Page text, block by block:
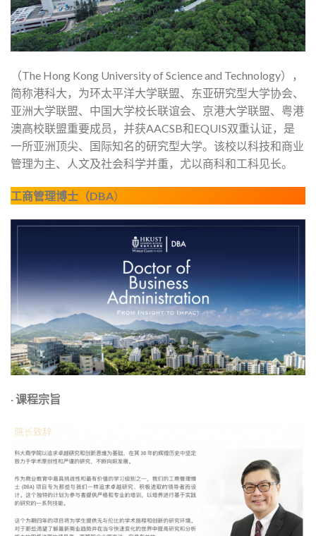
（The Hong Kong University of Science and Technology），
简称港科大，为环太平洋大学联盟、东亚研究型大学协会、
亚洲大学联盟、中国大学校长联谊会、京港大学联盟、粤港
澳高校联盟重要成员，并获AACSB和EQUIS双重认证，是
一所亚洲顶尖、国际知名的研究型大学。该校以科技和商业
管理为主、人文及社会科学并重，尤以商科和工科见长。
工商管理博士（DBA）
·课程宗旨